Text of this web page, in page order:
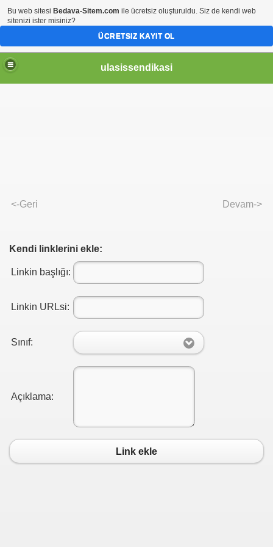
ulasissendikasi
<-Geri Devam->
Kendi linklerini ekle:
Linkin başlığı:
Linkin URLsi:
Sınıf:
Açıklama:
Link ekle
YASASI CIS
YOKTU
ENERJİLİ OTOBÜSÜ olacaktı
İSTASYONLARI DERNEĞİ CNG ...
ARACI İŞLETMECİLERİ ESNAF ODA BŞK.
Vahşi Sömürü
Bu web sitesi Bedava-Sitem.com ile ücretsiz oluşturuldu. Siz de kendi web
sitenizi ister misiniz?
ÜCRETSIZ KAYIT OL